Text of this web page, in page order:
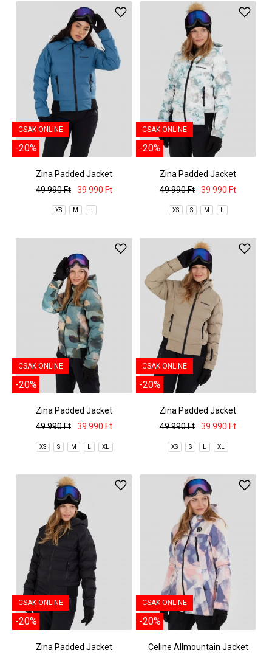
CSAK ONLINE
-20%
Zina Padded Jacket
49 990 Ft
39 990 Ft
XS M L
CSAK ONLINE
-20%
Zina Padded Jacket
49 990 Ft
39 990 Ft
XS S M L
CSAK ONLINE
-20%
Zina Padded Jacket
49 990 Ft
39 990 Ft
XS S M L XL
CSAK ONLINE
-20%
Zina Padded Jacket
49 990 Ft
39 990 Ft
XS S L XL
CSAK ONLINE
-20%
Zina Padded Jacket
CSAK ONLINE
-20%
Celine Allmountain Jacket